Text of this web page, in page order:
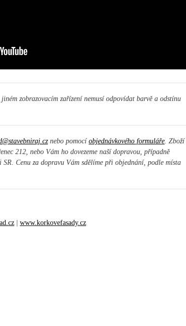
zobrazovacím zařízení nemusí odpovídat barvě a odstínu
nebo pomocí objednávkového formuláře. Zboží
212, nebo Vám ho dovezeme naší dopravou, případně
SR. Cenu za dopravu Vám sdělíme při objednání, podle místa
| www.korkovefasady.cz